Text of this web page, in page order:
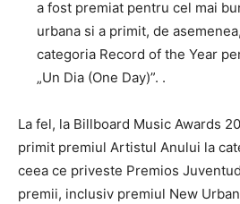
a fost premiat pentru cel mai
urbana si a primit, de
categoria Record of the Year
„Un Dia (One Day)”. .
La fel, la Billboard Music Awards
primit premiul Artistul Anului la
ceea ce priveste Premios
premii, inclusiv premiul New